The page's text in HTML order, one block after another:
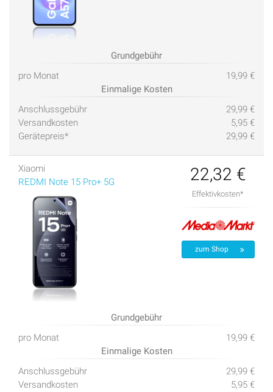
Grundgebühr
pro Monat
19,99 €
Einmalige Kosten
Anschlussgebühr
29,99 €
Versandkosten
5,95 €
Gerätepreis*
29,99 €
Xiaomi
REDMI Note 15 Pro+ 5G
22,32 €
Effektivkosten*
zum Shop
Grundgebühr
pro Monat
19,99 €
Einmalige Kosten
Anschlussgebühr
29,99 €
Versandkosten
5,95 €